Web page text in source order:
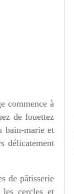
commence à
de fouettez
bain-marie et
délicatement
de pâtisserie
cercles et